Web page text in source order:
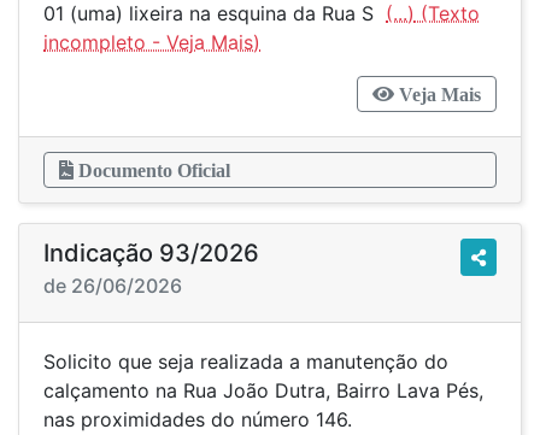
01 (uma) lixeira na esquina da Rua S (...)
Veja Mais
Documento Oficial
Indicação 93/2026
de 26/06/2026
Solicito que seja realizada a manutenção do
calçamento na Rua João Dutra, Bairro Lava Pés,
nas proximidades do número 146.